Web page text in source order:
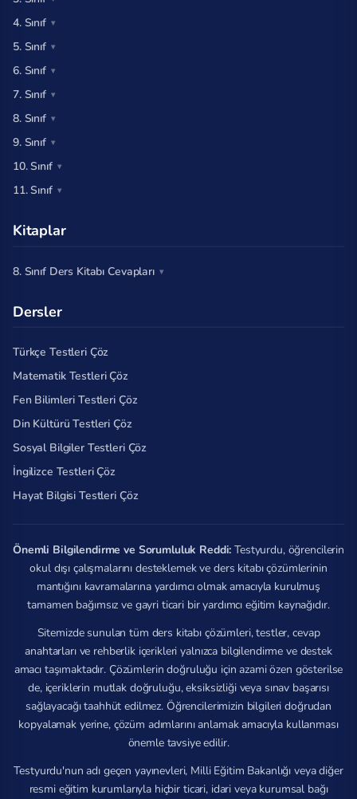
4. Sınıf
5. Sınıf
6. Sınıf
7. Sınıf
8. Sınıf
9. Sınıf
10. Sınıf
11. Sınıf
Kitaplar
8. Sınıf Ders Kitabı Cevapları
Dersler
Türkçe Testleri Çöz
Matematik Testleri Çöz
Fen Bilimleri Testleri Çöz
Din Kültürü Testleri Çöz
Sosyal Bilgiler Testleri Çöz
İngilizce Testleri Çöz
Hayat Bilgisi Testleri Çöz
Önemli Bilgilendirme ve Sorumluluk Reddi: Testyurdu, öğrencilerin
okul dışı çalışmalarını desteklemek ve ders kitabı çözümlerinin
mantığını kavramalarına yardımcı olmak amacıyla kurulmuş
tamamen bağımsız ve gayri ticari bir yardımcı eğitim kaynağıdır.
Sitemizde sunulan tüm ders kitabı çözümleri, testler, cevap
anahtarları ve rehberlik içerikleri yalnızca bilgilendirme ve destek
amacı taşımaktadır. Çözümlerin doğruluğu için azami özen gösterilse
de, içeriklerin mutlak doğruluğu, eksiksizliği veya sınav başarısı
sağlayacağı taahhüt edilmez. Öğrencilerimizin bilgileri doğrudan
kopyalamak yerine, çözüm adımlarını anlamak amacıyla kullanması
önemle tavsiye edilir.
Testyurdu'nun adı geçen yayınevleri, Milli Eğitim Bakanlığı veya diğer
resmi eğitim kurumlarıyla hiçbir ticari, idari veya kurumsal bağı